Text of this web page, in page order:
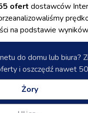
ofert dostawców
na podstawie
do domu lub biura?
i oszczędź nawet